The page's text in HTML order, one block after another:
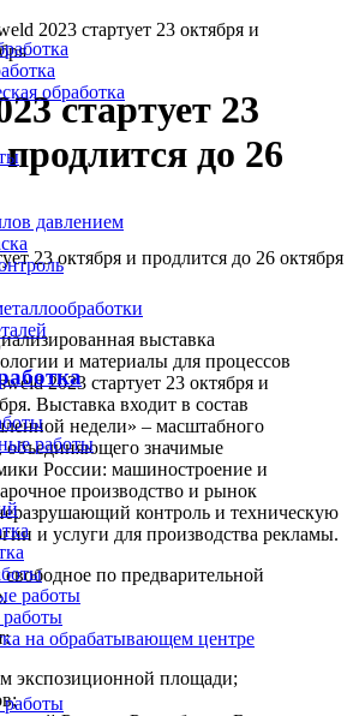
обработка
давлением
работы
работы
на обрабатывающем центре
2023 стартует 23 октября и
стартует 23
до 26
выставка
и материалы для процессов
2023 стартует 23 октября и
Выставка входит в состав
недели» – масштабного
объединяющего значимые
России: машиностроение и
производство и рынок
контроль и техническую
и услуги для производства рекламы.
по предварительной
экспозиционной площади;